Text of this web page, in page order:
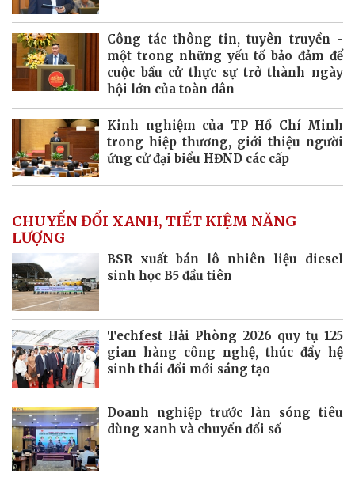
Công tác thông tin, tuyên truyền -
một trong những yếu tố bảo đảm để
cuộc bầu cử thực sự trở thành ngày
hội lớn của toàn dân
Kinh nghiệm của TP Hồ Chí Minh
trong hiệp thương, giới thiệu người
ứng cử đại biểu HĐND các cấp
CHUYỂN ĐỔI XANH, TIẾT KIỆM NĂNG
LƯỢNG
BSR xuất bán lô nhiên liệu diesel
sinh học B5 đầu tiên
Techfest Hải Phòng 2026 quy tụ 125
gian hàng công nghệ, thúc đẩy hệ
sinh thái đổi mới sáng tạo
Doanh nghiệp trước làn sóng tiêu
dùng xanh và chuyển đổi số